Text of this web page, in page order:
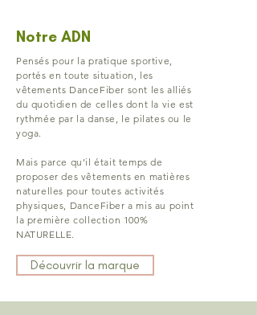
Notre ADN
Pensés pour la pratique sportive,
portés en toute situation, les
vêtements DanceFiber sont les alliés
du quotidien de celles dont la vie est
rythmée par la danse, le pilates ou le
yoga.
Mais parce qu’il était temps de
proposer des vêtements en matières
naturelles pour toutes activités
physiques, DanceFiber a mis au point
la première collection 100%
NATURELLE
Découvrir la marque